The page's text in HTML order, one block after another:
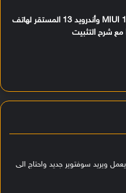
تحميل تحديث MIUI 14 وأندرويد 13 المستقر لهاتف
ويريد سوفتوير جديد واحتاج الى